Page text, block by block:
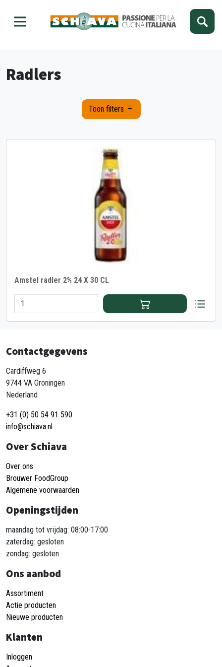
Radlers
Toon filters
Amstel radler 2% 24 X 30 CL
Contactgegevens
Cardiffweg 6
9744 VA Groningen
Nederland
+31 (0) 50 54 91 590
info@schiava.nl
Over Schiava
Over ons
Brouwer FoodGroup
Algemene voorwaarden
Openingstijden
maandag tot vrijdag: 08:00-17:00
zaterdag: gesloten
zondag: gesloten
Ons aanbod
Assortiment
Actie producten
Nieuwe producten
Klanten
Inloggen